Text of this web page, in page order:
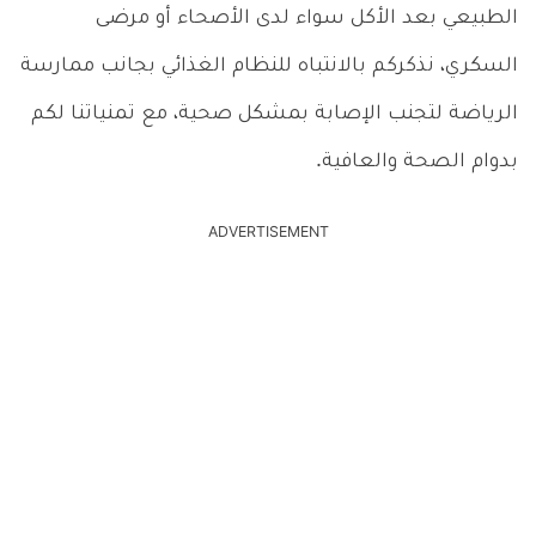
الطبيعي بعد الأكل سواء لدى الأصحاء أو مرضى
السكري، نذكركم بالانتباه للنظام الغذائي بجانب ممارسة
الرياضة لتجنب الإصابة بمشكل صحية، مع تمنياتنا لكم
بدوام الصحة والعافية.
ADVERTISEMENT